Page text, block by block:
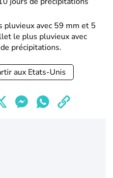
pluvieux avec 59 mm et 5
le plus pluvieux avec
précipitations.
aux Etats-Unis